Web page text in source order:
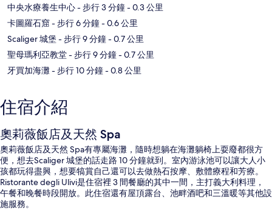
中央水療養生中心- 步行 3 分鐘- 0.3 公里
卡圖羅石窟- 步行 6 分鐘- 0.6 公里
Scaliger 城堡 - 步行 9 分鐘- 0.7 公里
聖母瑪利亞教堂- 步行 9 分鐘- 0.7 公里
牙買加海灘- 步行 10 分鐘- 0.8 公里
住宿介紹
奧莉薇飯店及天然 Spa
奧莉薇飯店及天然 Spa有專屬海灘，隨時想躺在海灘躺椅上耍廢都很方
便，想去Scaliger 城堡的話走路 10 分鐘就到。室內游泳池可以讓大人小
孩都玩得盡興，想要犒賞自己還可以去做熱石按摩、敷體療程和芳療。
Ristorante degli Ulivi是住宿裡 3 間餐廳的其中一間，主打義大利料理，
午餐和晚餐時段開放。此住宿還有屋頂露台、池畔酒吧和三溫暖等其他設
施服務。